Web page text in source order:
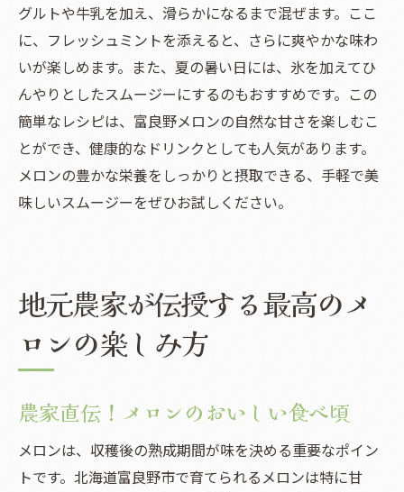
グルトや牛乳を加え、滑らかになるまで混ぜます。ここ
に、フレッシュミントを添えると、さらに爽やかな味わ
いが楽しめます。また、夏の暑い日には、氷を加えてひ
んやりとしたスムージーにするのもおすすめです。この
簡単なレシピは、富良野メロンの自然な甘さを楽しむこ
とができ、健康的なドリンクとしても人気があります。
メロンの豊かな栄養をしっかりと摂取できる、手軽で美
味しいスムージーをぜひお試しください。
地元農家が伝授する最高のメ
ロンの楽しみ方
農家直伝！メロンのおいしい食べ頃
メロンは、収穫後の熟成期間が味を決める重要なポイン
トです。北海道富良野市で育てられるメロンは特に甘